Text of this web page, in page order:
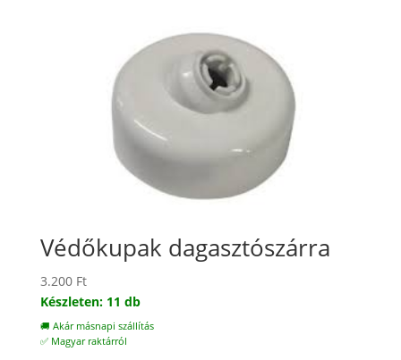
Védőkupak dagasztószárra
3.200 Ft
Készleten: 11 db
🚚 Akár másnapi szállítás
✅ Magyar raktárról